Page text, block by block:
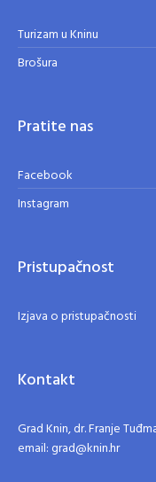
Turizam u Kninu
Brošura
Pratite nas
Facebook
Instagram
Pristupačnost
Izjava o pristupačnosti
Kontakt
Grad Knin, dr. Franje
email: grad@knin.hr